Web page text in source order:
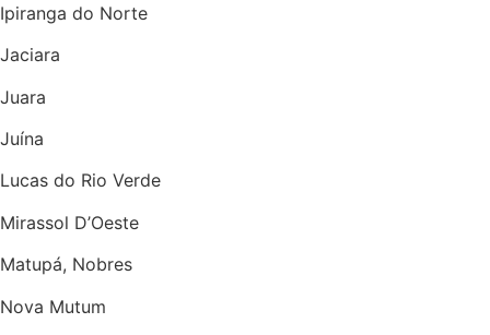
Ipiranga do Norte
Jaciara
Juara
Juína
Lucas do Rio Verde
Mirassol D’Oeste
Matupá, Nobres
Nova Mutum